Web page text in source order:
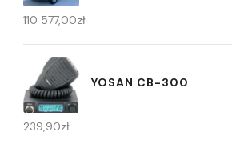
110 577,00zł
YOSAN CB-300
239,90zł